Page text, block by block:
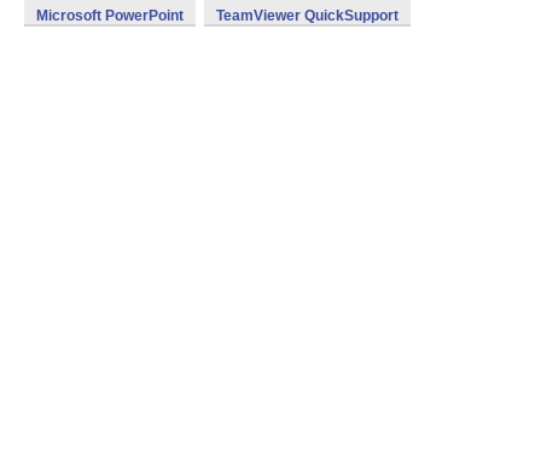
Microsoft PowerPoint TeamViewer QuickSupport